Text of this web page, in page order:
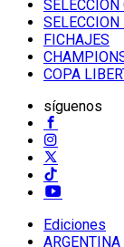
SELECCION
FICHAJES
COPA
síguenos
Ediciones
ARGENTINA